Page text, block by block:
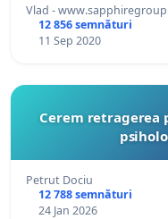
Vlad -
12 856 semnături
11 Sep 2020
Cerem
Petrut Dociu
12 788 semnături
24 Jan 2026